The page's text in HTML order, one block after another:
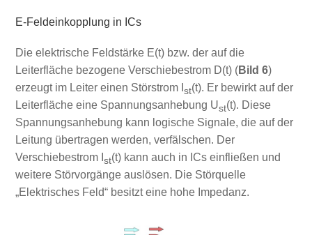
E-Feldeinkopplung in ICs
Die elektrische Feldstärke E(t) bzw. der auf die
Leiterfläche bezogene Verschiebestrom D(t) (Bild 6)
erzeugt im Leiter einen Störstrom I st(t). Er bewirkt auf der
Leiterfläche eine Spannungsanhebung Ust(t). Diese
Spannungsanhebung kann logische Signale, die auf der
Leitung übertragen werden, verfälschen. Der
Verschiebestrom I st(t) kann auch in ICs einfließen und
weitere Störvorgänge auslösen. Die Störquelle
„Elektrisches Feld“ besitzt eine hohe Impedanz.